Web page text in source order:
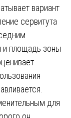
вариант
сервитута
и площадь зоны
для